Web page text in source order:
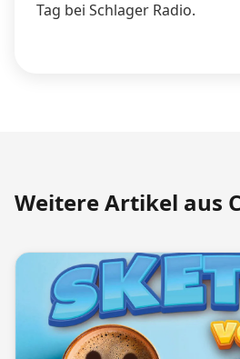
Tag bei Schlager Radio.
Weitere Artikel aus